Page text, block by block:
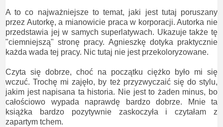
A to co najważniejsze to temat, jaki jest tutaj poruszany
przez Autorkę, a mianowicie praca w korporacji. Autorka nie
przedstawia jej w samych superlatywach. Ukazuje także tę
"ciemniejszą" stronę pracy. Agnieszkę dotyka praktycznie
każda wada tej pracy. Nic tutaj nie jest przekoloryzowane.
Czyta się dobrze, choć na początku ciężko było mi się
wczuć. Trochę mi zajęło, by też przyzwyczaić się do stylu,
jakim jest napisana ta historia. Nie jest to żaden minus, bo
całościowo wypada naprawdę bardzo dobrze. Mnie ta
książka bardzo pozytywnie zaskoczyła i czytałam z
zapartym tchem.